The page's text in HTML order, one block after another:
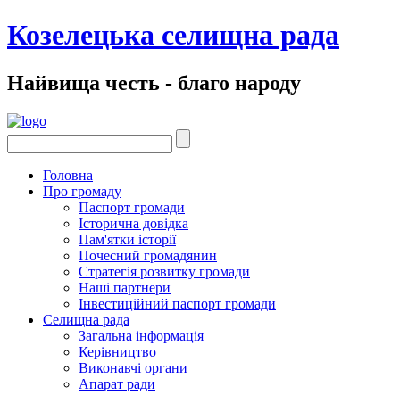
Козелецька селищна рада
Найвища честь - благо народу
Головна
Про громаду
Паспорт громади
Історична довідка
Пам'ятки історії
Почесний громадянин
Стратегія розвитку громади
Наші партнери
Інвестиційний паспорт громади
Селищна рада
Загальна інформація
Керівництво
Виконавчі органи
Апарат ради